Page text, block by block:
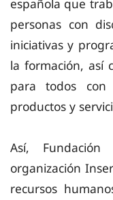
española que
personas con
iniciativas y
la formación, así
para todos
productos y
Así, Fundación
organización
recursos